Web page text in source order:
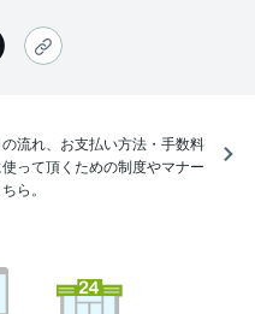
流れ、お支払い方法・手数料
って頂くための制度やマナー
ら。